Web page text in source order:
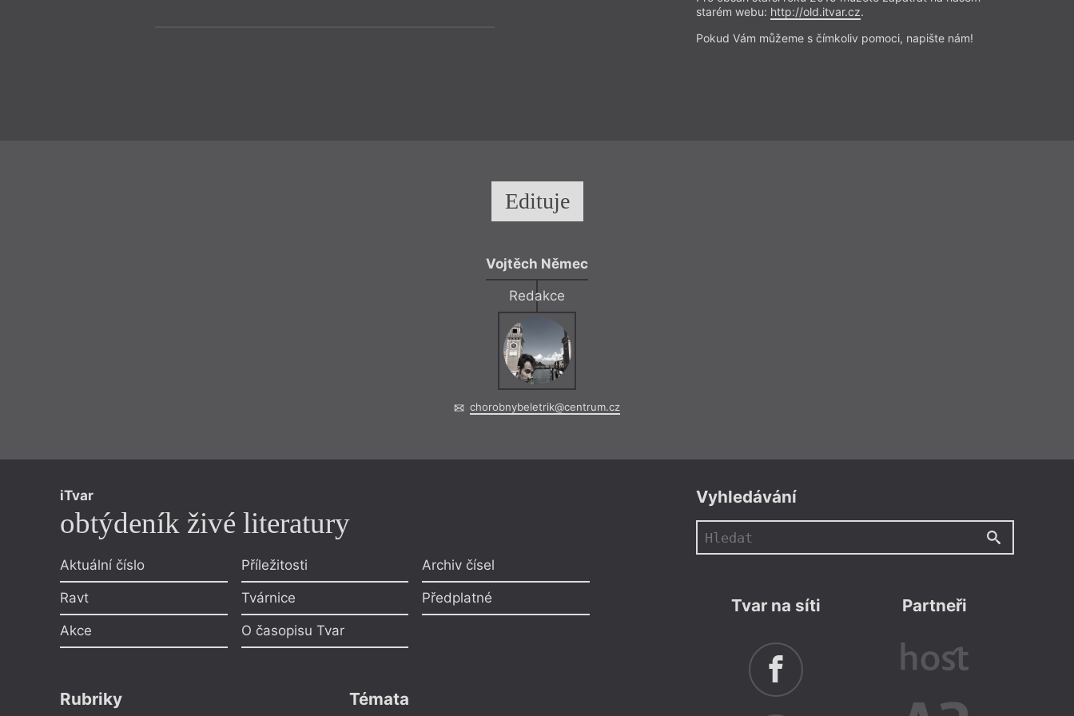
starém webu: http://old.itvar.cz.
Pokud Vám můžeme s čímkoliv pomoci, napište nám!
Edituje
Vojtěch Němec
Redakce
chorobnybeletrik@centrum.cz
iTvar
obtýdeník živé literatury
Aktuální číslo
Ravt
Akce
Příležitosti
Tvárnice
O časopisu Tvar
Archiv čísel
Předplatné
Rubriky Témata
Vyhledávání
Tvar na síti Partneři